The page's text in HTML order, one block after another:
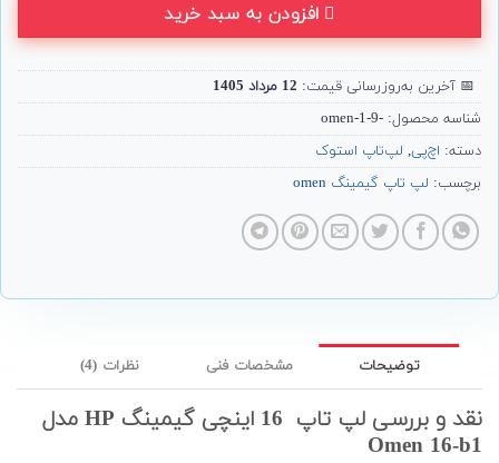
افزودن به سبد خرید
📅 آخرین به‌روزرسانی قیمت: 12 مرداد 1405
شناسه محصول: -9-omen-1
دسته: اچ‌پی, لپ‌تاپ استوک
برچسب: لپ تاپ گیمینگ omen
توضیحات مشخصات فنی نظرات (4)
نقد و بررسی لپ تاپ 16 اینچی گیمینگ HP مدل
Omen 16-b1